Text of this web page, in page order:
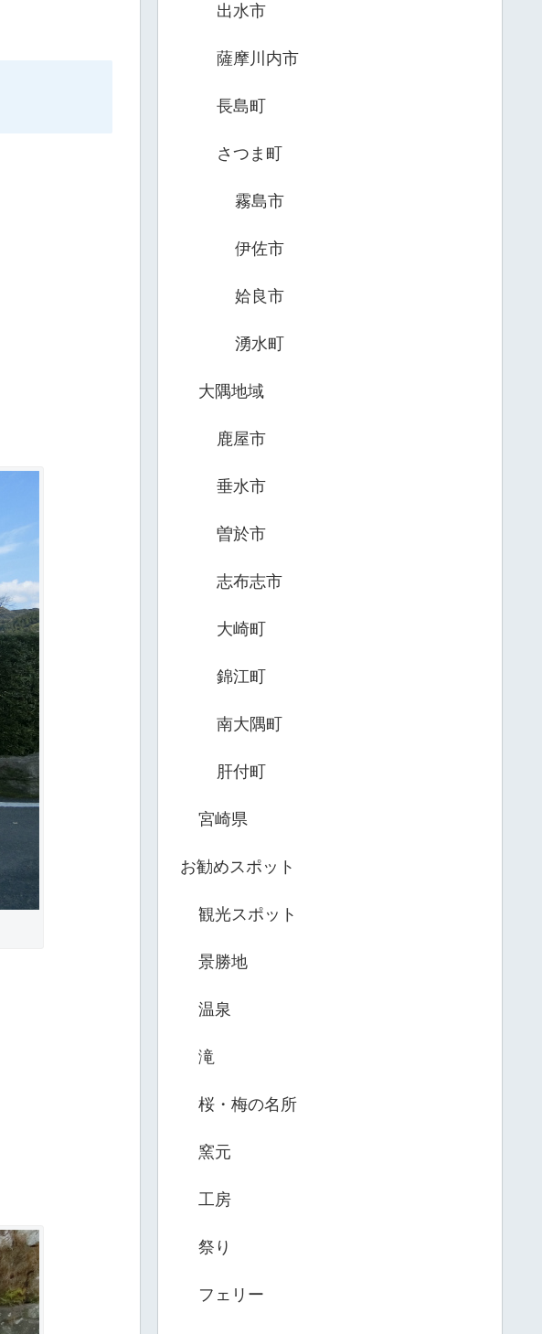
出水市
薩摩川内市
長島町
さつま町
霧島市
伊佐市
姶良市
湧水町
大隅地域
鹿屋市
垂水市
曽於市
志布志市
大崎町
錦江町
南大隅町
肝付町
宮崎県
お勧めスポット
観光スポット
景勝地
温泉
滝
桜・梅の名所
窯元
工房
祭り
フェリー